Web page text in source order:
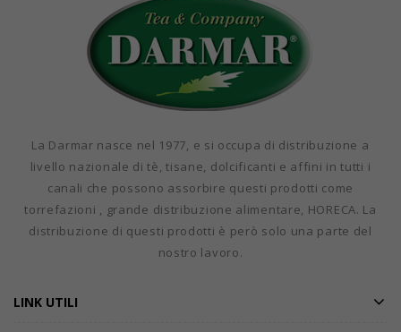
La Darmar nasce nel 1977, e si occupa di distribuzione a
livello nazionale di tè, tisane, dolcificanti e affini in tutti i
canali che possono assorbire questi prodotti come
torrefazioni , grande distribuzione alimentare, HORECA. La
distribuzione di questi prodotti è però solo una parte del
nostro lavoro.
LINK UTILI